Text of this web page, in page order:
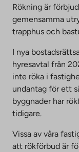
Rökning är
gemensamma
trapphus och
I nya
hyresavtal från
inte röka i
undantag för ett
byggnader har
tidigare.
Vissa av våra
att rökförbud är